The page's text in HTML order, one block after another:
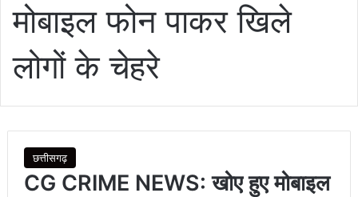
मोबाइल फोन पाकर खिले
लोगों के चेहरे
छत्तीसगढ़
CG CRIME NEWS: खोए हुए मोबाइल